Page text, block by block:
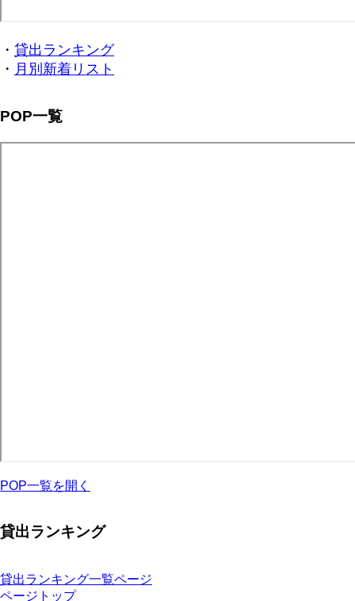
・ 貸出ランキング
・ 月別新着リスト
POP一覧
POP一覧を開く
貸出ランキング
貸出ランキング一覧ページ
ページトップ